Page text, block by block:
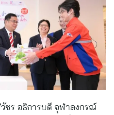
ชร อธิการบดี จุฬาลงกรณ์